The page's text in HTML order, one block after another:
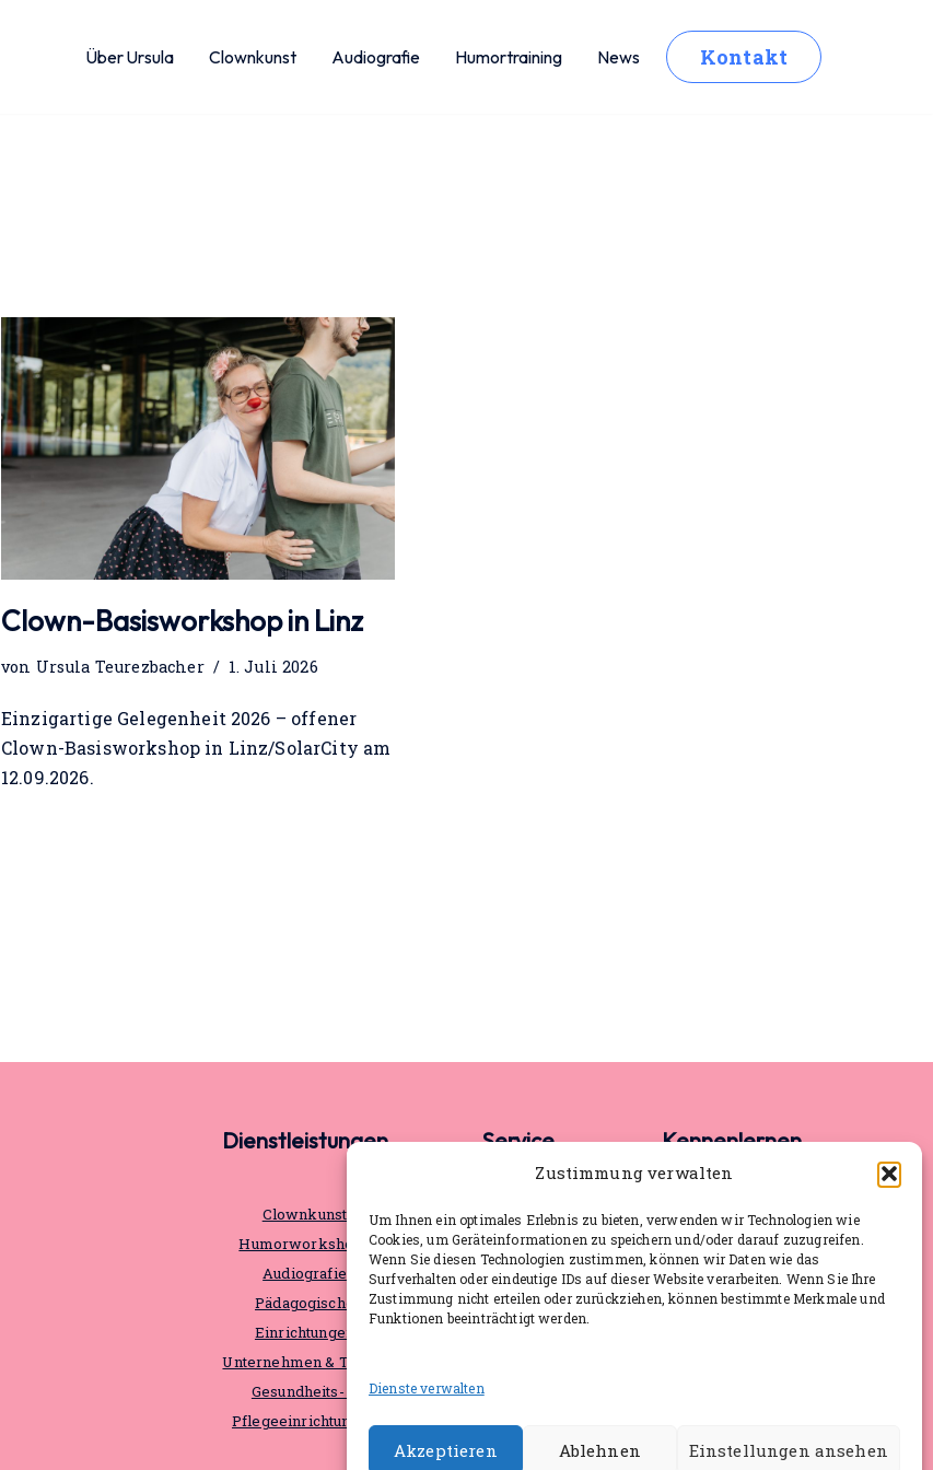
Zustimmung verwalten
Um Ihnen ein optimales Erlebnis zu bieten, verwenden wir Technologien wie
Cookies, um Geräteinformationen zu speichern und/oder darauf zuzugreifen.
Wenn Sie diesen Technologien zustimmen, können wir Daten wie das
Surfverhalten oder eindeutige IDs auf dieser Website verarbeiten. Wenn Sie Ihre
Zustimmung nicht erteilen oder zurückziehen, können bestimmte Merkmale und
Funktionen beeinträchtigt werden.
Dienste verwalten
Akzeptieren Ablehnen Einstellungen ansehen
Über Ursula Clownkunst Audiografie Humortraining News Kontakt
Clown-Basisworkshop in Linz
von Ursula Teurezbacher 1. Juli 2026
Einzigartige Gelegenheit 2026 – offener
Clown-Basisworkshop in Linz/SolarCity am
12.09.2026.
Dienstleistungen
Clownkunst
Humorworkshops
Audiografie
Pädagogische
Einrichtungen
Unternehmen & Teams
Gesundheits- &
Pflegeeinrichtungen
Service
FAQ
Pressematerial
Aktuelles
Impressum
Datenschutz
Kennenlernen
Rückruf anfordern
Aktuelle Termine